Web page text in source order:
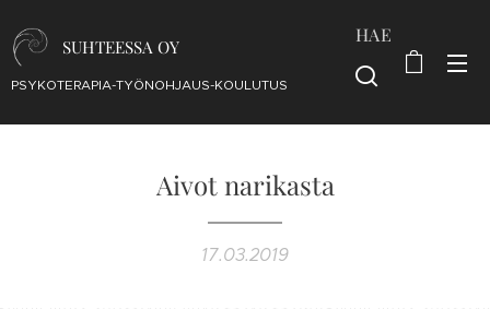
SUHTEESSA OY
PSYKOTERAPIA-TYÖNOHJAUS-KOULUTUS
HAE
Aivot narikasta
17.03.2019